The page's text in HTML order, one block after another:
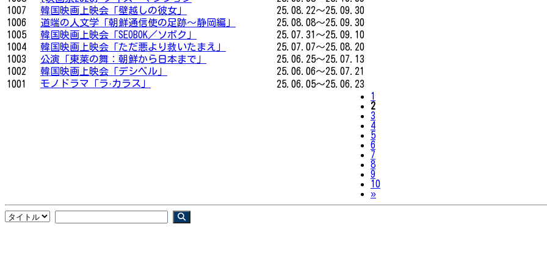
1007
韓国映画上映会「壁越しの彼女」
25.08.22～25.09.30
1006
道端の人文学「朝鮮通信使の足跡～静岡編」
25.08.08～25.09.30
1005
韓国映画上映会「SEOBOK／ソボク」
25.07.31～25.09.10
1004
韓国映画上映会「ただ悪より救いたまえ」
25.07.07～25.08.20
1003
公演「東莱の舞：朝鮮から日本まで」
25.06.25～25.07.13
1002
韓国映画上映会「デシベル」
25.06.06～25.07.21
1001
モノドラマ「ラ·カラス」
25.06.05～25.06.23
1
2
3
4
5
6
7
8
9
10
»Next